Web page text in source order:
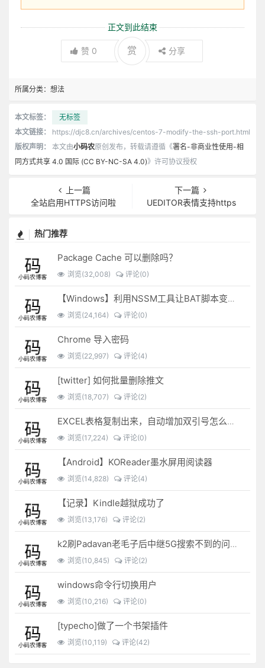
正文到此结束
赞 0 赏 分享
所属分类： 想法
本文标签：
无标签
本文链接：
https://djc8.cn/archives/centos-7-modify-the-ssh-port.html
版权声明：
本文由小码农原创发布，转载请遵循《署名-非商业性使用-相
同方式共享 4.0 国际 (CC BY-NC-SA 4.0)》许可协议授权
上一篇
全站启用HTTPS访问啦
下一篇
UEDITOR表情支持https
热门推荐
Package Cache 可以删除吗？
浏览(32,008) 评论(0)
【Windows】利用NSSM工具让BAT脚本变成后台服务
浏览(24,164) 评论(0)
Chrome 导入密码
浏览(22,997) 评论(4)
[twitter] 如何批量删除推文
浏览(18,707) 评论(2)
EXCEL表格复制出来，自动增加双引号怎么解决？
浏览(17,224) 评论(0)
【Android】KOReader墨水屏用阅读器
浏览(14,828) 评论(4)
【记录】Kindle越狱成功了
浏览(13,176) 评论(2)
k2刷Padavan老毛子后中继5G搜索不到的问题解决
浏览(10,845) 评论(2)
windows命令行切换用户
浏览(10,216) 评论(0)
[typecho]做了一个书架插件
浏览(10,119) 评论(42)